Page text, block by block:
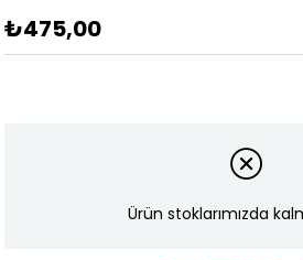
₺475,00
Ürün stoklarımızda